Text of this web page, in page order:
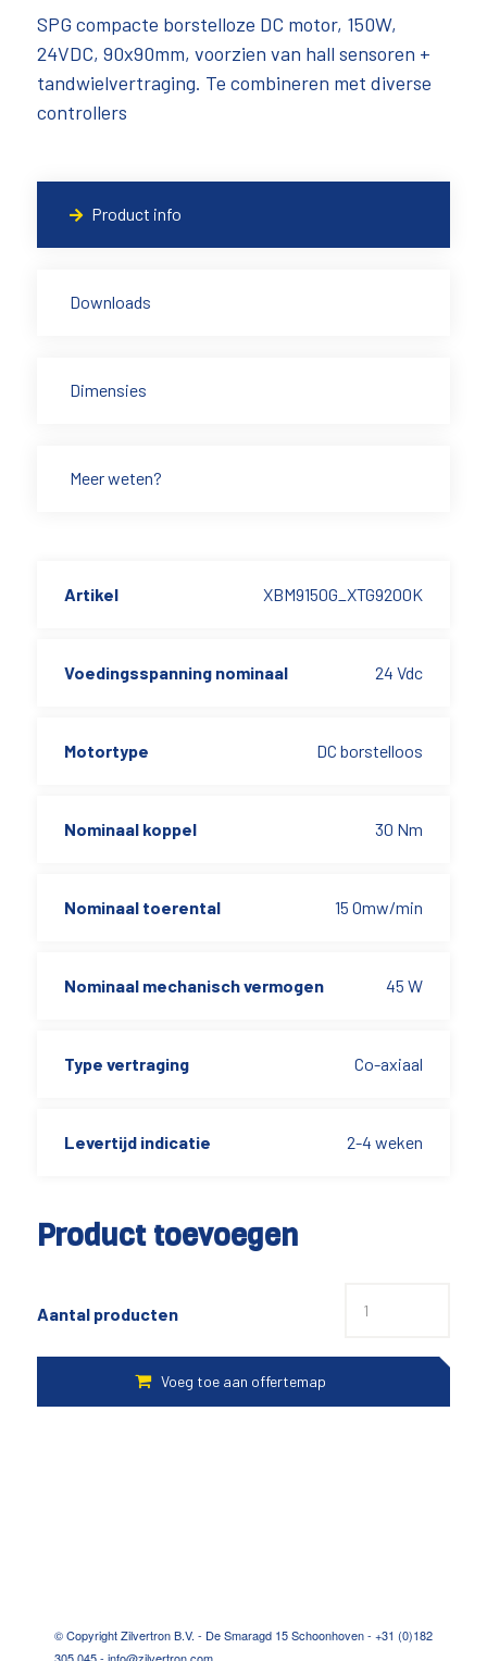
Product toevoegen
Aantal producten
SPG compacte borstelloze DC motor, 150W,
24VDC, 90x90mm, voorzien van hall sensoren +
tandwielvertraging. Te combineren met diverse
controllers
Product info
Downloads
Dimensies
Meer weten?
Artikel XBM9150G_XTG9200K
Voedingsspanning nominaal 24 Vdc
Motortype DC borstelloos
Nominaal koppel 30 Nm
Nominaal toerental 15 Omw/min
Nominaal mechanisch vermogen 45 W
Type vertraging Co-axiaal
Levertijd indicatie 2-4 weken
© Copyright Zilvertron B.V. - De Smaragd 15 Schoonhoven - +31 (0)182